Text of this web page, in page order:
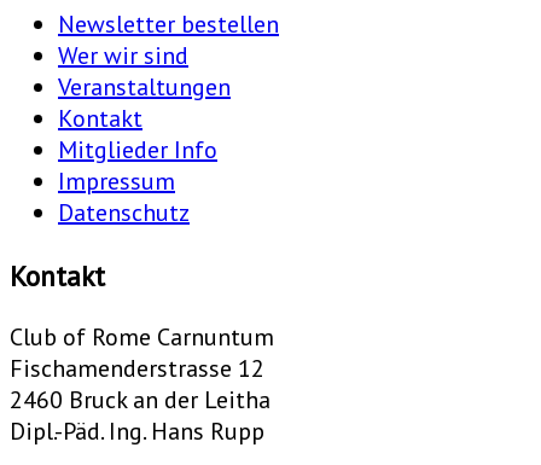
Newsletter bestellen
Wer wir sind
Veranstaltungen
Kontakt
Mitglieder Info
Impressum
Datenschutz
Kontakt
Club of Rome Carnuntum
Fischamenderstrasse 12
2460 Bruck an der Leitha
Dipl.-Päd. Ing. Hans Rupp